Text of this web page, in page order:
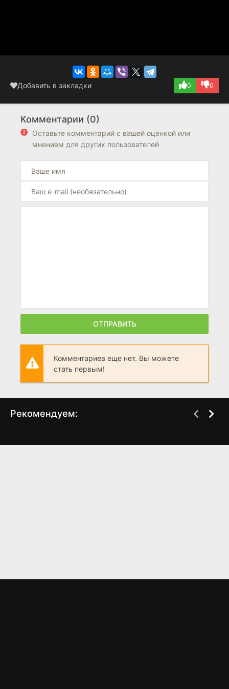
Добавить в закладки 0 0
Комментарии (0)
Оставьте комментарий с вашей оценкой или
мнением для других пользователей
ОТПРАВИТЬ
Комментариев еще нет. Вы можете
стать первым!
Рекомендуем: